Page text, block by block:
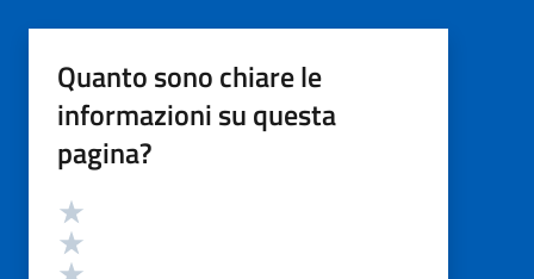
Quanto sono chiare le
informazioni su questa
pagina?
Valutazione